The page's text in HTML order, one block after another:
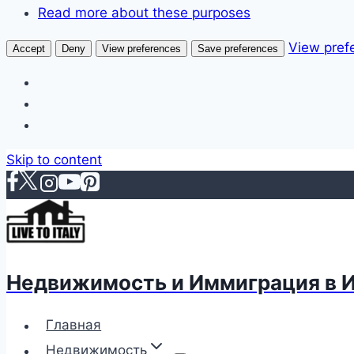
Read more about these purposes
Accept Deny View preferences Save preferences View
Skip to content
Недвижимость и Иммиграция в
Главная
Недвижимость